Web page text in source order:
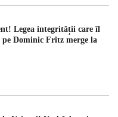
Legea integrității care îl
Dominic Fritz merge la